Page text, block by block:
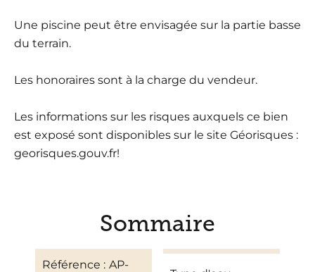
Une piscine peut être envisagée sur la partie basse
du terrain.
Les honoraires sont à la charge du vendeur.
Les informations sur les risques auxquels ce bien
est exposé sont disponibles sur le site Géorisques :
georisques.gouv.fr!
Sommaire
Référence AP-